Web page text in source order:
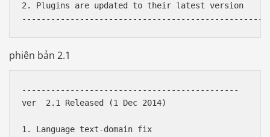
2. Plugins are updated to their latest version
phiên bản 2.1
---------------------------------------------
ver  2.1 Released (1 Dec 2014)
1. Language text-domain fix